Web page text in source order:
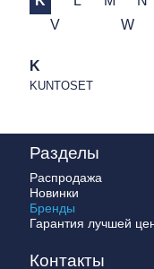
V
W
K
KUNTOSET
Разделы
Распродажа
Новинки
Бренды
Гарантия лучшей
Контакты